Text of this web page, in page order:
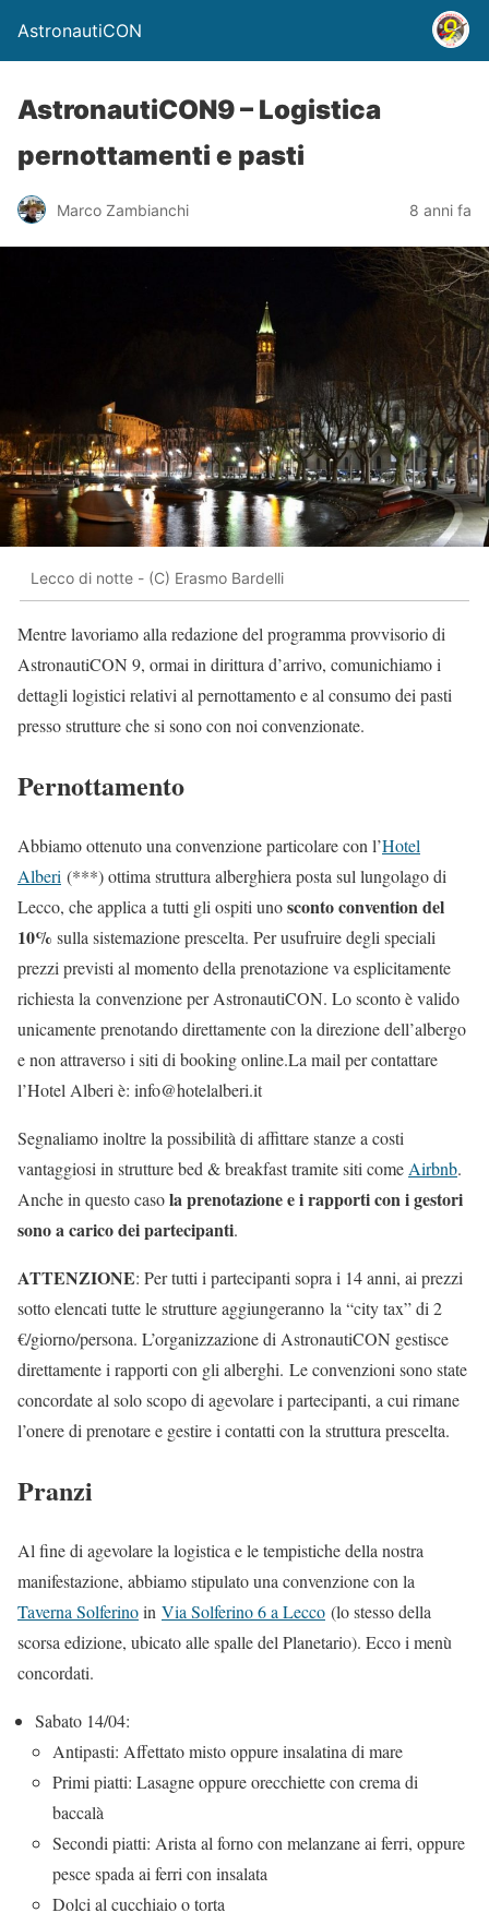
AstronautiCON
AstronautiCON9 – Logistica
pernottamenti e pasti
Marco Zambianchi 8 anni fa
Lecco di notte - (C) Erasmo Bardelli
Mentre lavoriamo alla redazione del programma provvisorio di
AstronautiCON 9, ormai in dirittura d’arrivo, comunichiamo i
dettagli logistici relativi al pernottamento e al consumo dei pasti
presso strutture che si sono con noi convenzionate.
Pernottamento
Abbiamo ottenuto una convenzione particolare con l’Hotel
Alberi (***) ottima struttura alberghiera posta sul lungolago di
Lecco, che applica a tutti gli ospiti unosconto convention del
10% sulla sistemazione prescelta. Per usufruire degli speciali
prezzi previsti al momento della prenotazione va esplicitamente
richiesta la convenzione per AstronautiCON. Lo sconto è valido
unicamente prenotando direttamente con la direzione dell’albergo
e non attraverso i siti di booking online.La mail per contattare
l’Hotel Alberi è: info@hotelalberi.it
Segnaliamo inoltre la possibilità di affittare stanze a costi
vantaggiosi in strutture bed & breakfast tramite siti come Airbnb.
Anche in questo casola prenotazione e i rapporti con i gestori
sono a carico dei partecipanti.
ATTENZIONE: Per tutti i partecipanti sopra i 14 anni, ai prezzi
sotto elencati tutte le strutture aggiungeranno la “city tax” di 2
€/giorno/persona. L’organizzazione di AstronautiCON gestisce
direttamente i rapporti con gli alberghi. Le convenzioni sono state
concordate al solo scopo di agevolare i partecipanti, a cui rimane
l’onere di prenotare e gestire i contatti con la struttura prescelta.
Pranzi
Al fine di agevolare la logistica e le tempistiche della nostra
manifestazione, abbiamo stipulato una convenzione con la
Taverna Solferinoin Via Solferino 6 a Lecco (lo stesso della
scorsa edizione, ubicato alle spalle del Planetario). Ecco i menù
concordati.
Sabato 14/04:
Antipasti: Affettato misto oppure insalatina di mare
Primi piatti: Lasagne oppure orecchiette con crema di
baccalà
Secondi piatti: Arista al forno con melanzane ai ferri, oppure
pesce spada ai ferri con insalata
Dolci al cucchiaio o torta